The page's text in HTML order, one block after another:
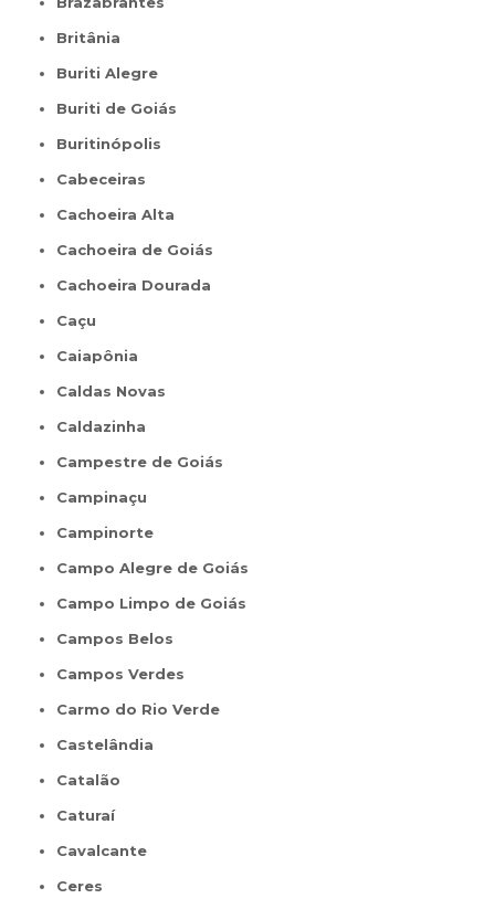
Britânia
Buriti Alegre
Buriti de Goiás
Buritinópolis
Cabeceiras
Cachoeira Alta
Cachoeira de Goiás
Cachoeira Dourada
Caçu
Caiapônia
Caldas Novas
Caldazinha
Campestre de Goiás
Campinaçu
Campinorte
Campo Alegre de Goiás
Campo Limpo de Goiás
Campos Belos
Campos Verdes
Carmo do Rio Verde
Castelândia
Catalão
Caturaí
Cavalcante
Ceres